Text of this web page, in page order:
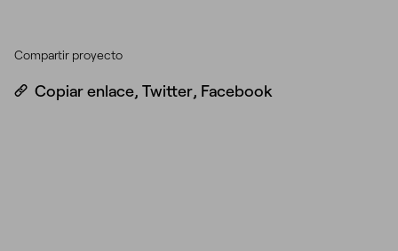
Compartir proyecto
Copiar enlace, Twitter, Facebook